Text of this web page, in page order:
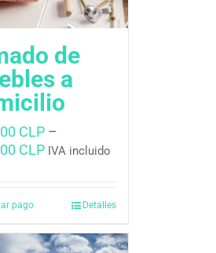
de
a
CLP–
CLP IVA incluido
pago Detalles